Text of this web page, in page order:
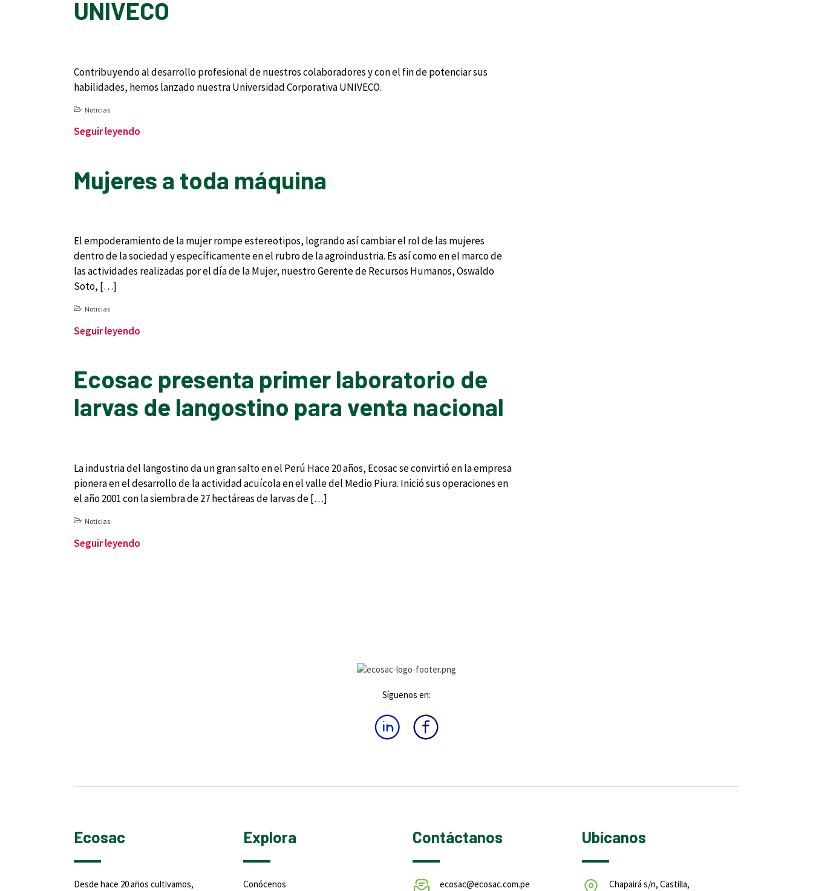
UNIVECO
Contribuyendo al desarrollo profesional de nuestros colaboradores y con el fin de potenciar sus
habilidades, hemos lanzado nuestra Universidad Corporativa UNIVECO.
Noticias
Seguir leyendo
Mujeres a toda máquina
El empoderamiento de la mujer rompe estereotipos, logrando así cambiar el rol de las mujeres
dentro de la sociedad y específicamente en el rubro de la agroindustria. Es así como en el marco de
las actividades realizadas por el día de la Mujer, nuestro Gerente de Recursos Humanos, Oswaldo
Soto, […]
Noticias
Seguir leyendo
Ecosac presenta primer laboratorio de
larvas de langostino para venta nacional
La industria del langostino da un gran salto en el Perú Hace 20 años, Ecosac se convirtió en la empresa
pionera en el desarrollo de la actividad acuícola en el valle del Medio Piura. Inició sus operaciones en
el año 2001 con la siembra de 27 hectáreas de larvas de […]
Noticias
Seguir leyendo
Síguenos en:
Ecosac
Desde hace 20 años cultivamos,
Explora
Conócenos
Contáctanos
ecosac@ecosac.com.pe
Ubícanos
Chapairá s/n, Castilla,